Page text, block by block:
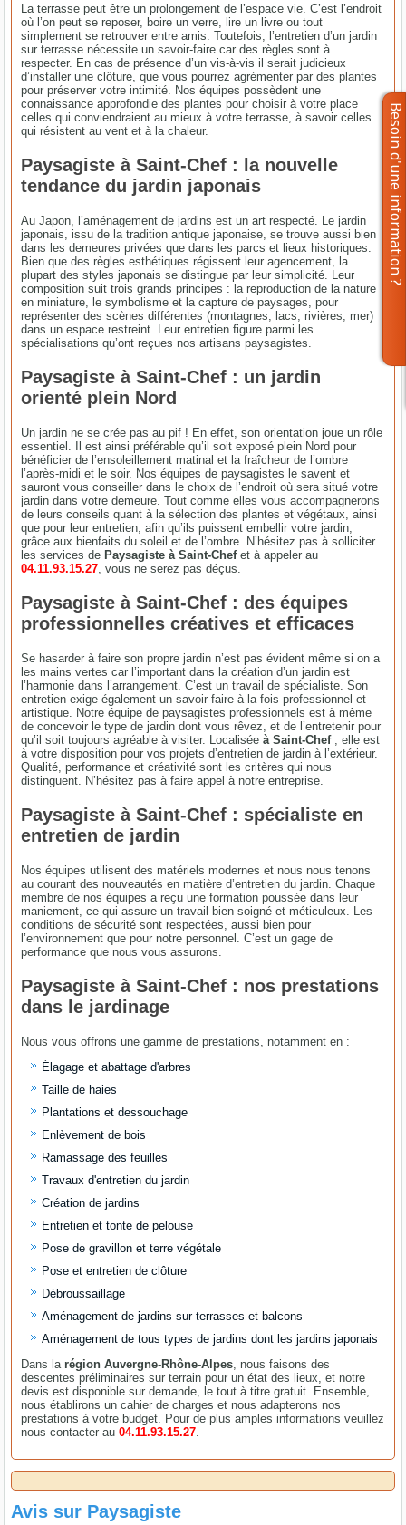
La terrasse peut être un prolongement de l’espace vie. C’est l’endroit
où l’on peut se reposer, boire un verre, lire un livre ou tout
simplement se retrouver entre amis. Toutefois, l’entretien d’un jardin
sur terrasse nécessite un savoir-faire car des règles sont à
respecter. En cas de présence d’un vis-à-vis il serait judicieux
d’installer une clôture, que vous pourrez agrémenter par des plantes
pour préserver votre intimité. Nos équipes possèdent une
connaissance approfondie des plantes pour choisir à votre place
celles qui conviendraient au mieux à votre terrasse, à savoir celles
qui résistent au vent et à la chaleur.
Paysagiste à Saint-Chef : la nouvelle
tendance du jardin japonais
Au Japon, l’aménagement de jardins est un art respecté. Le jardin
japonais, issu de la tradition antique japonaise, se trouve aussi bien
dans les demeures privées que dans les parcs et lieux historiques.
Bien que des règles esthétiques régissent leur agencement, la
plupart des styles japonais se distingue par leur simplicité. Leur
composition suit trois grands principes : la reproduction de la nature
en miniature, le symbolisme et la capture de paysages, pour
représenter des scènes différentes (montagnes, lacs, rivières, mer)
dans un espace restreint. Leur entretien figure parmi les
spécialisations qu’ont reçues nos artisans paysagistes.
Paysagiste à Saint-Chef : un jardin
orienté plein Nord
Un jardin ne se crée pas au pif ! En effet, son orientation joue un rôle
essentiel. Il est ainsi préférable qu’il soit exposé plein Nord pour
bénéficier de l’ensoleillement matinal et la fraîcheur de l’ombre
l’après-midi et le soir. Nos équipes de paysagistes le savent et
sauront vous conseiller dans le choix de l’endroit où sera situé votre
jardin dans votre demeure. Tout comme elles vous accompagnerons
de leurs conseils quant à la sélection des plantes et végétaux, ainsi
que pour leur entretien, afin qu’ils puissent embellir votre jardin,
grâce aux bienfaits du soleil et de l’ombre. N’hésitez pas à solliciter
les services dePaysagiste à Saint-Chefet à appeler au
04.11.93.15.27 , vous ne serez pas déçus.
Paysagiste à Saint-Chef : des équipes
professionnelles créatives et efficaces
Se hasarder à faire son propre jardin n’est pas évident même si on a
les mains vertes car l’important dans la création d’un jardin est
l’harmonie dans l’arrangement. C’est un travail de spécialiste. Son
entretien exige également un savoir-faire à la fois professionnel et
artistique. Notre équipe de paysagistes professionnels est à même
de concevoir le type de jardin dont vous rêvez, et de l’entretenir pour
qu’il soit toujours agréable à visiter. Localiséeà Saint-Chef
, elle est
à votre disposition pour vos projets d’entretien de jardin à l’extérieur.
Qualité, performance et créativité sont les critères qui nous
distinguent. N’hésitez pas à faire appel à notre entreprise.
Paysagiste à Saint-Chef : spécialiste en
entretien de jardin
Nos équipes utilisent des matériels modernes et nous nous tenons
au courant des nouveautés en matière d’entretien du jardin. Chaque
membre de nos équipes a reçu une formation poussée dans leur
maniement, ce qui assure un travail bien soigné et méticuleux. Les
conditions de sécurité sont respectées, aussi bien pour
l’environnement que pour notre personnel. C’est un gage de
performance que nous vous assurons.
Paysagiste à Saint-Chef : nos prestations
dans le jardinage
Nous vous offrons une gamme de prestations, notamment en :
Élagage et abattage d'arbres
Taille de haies
Plantations et dessouchage
Enlèvement de bois
Ramassage des feuilles
Travaux d'entretien du jardin
Création de jardins
Entretien et tonte de pelouse
Pose de gravillon et terre végétale
Pose et entretien de clôture
Débroussaillage
Aménagement de jardins sur terrasses et balcons
Aménagement de tous types de jardins dont les jardins japonais
Dans la région Auvergne-Rhône-Alpes , nous faisons des
descentes préliminaires sur terrain pour un état des lieux, et notre
devis est disponible sur demande, le tout à titre gratuit. Ensemble,
nous établirons un cahier de charges et nous adapterons nos
prestations à votre budget. Pour de plus amples informations veuillez
nous contacter au04.11.93.15.27
Avis sur Paysagiste